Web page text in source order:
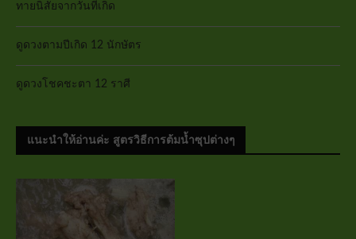
ทายนิสัยจากวันที่เกิด
ดูดวงตามปีเกิด 12 นักษัตร
ดูดวงโชคชะตา 12 ราศี
แนะนำให้อ่านค่ะ สูตรวิธีการต้มน้ำซุปต่างๆ